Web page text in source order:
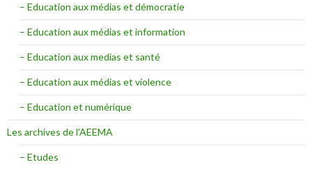
– Education aux médias et démocratie
– Education aux médias et information
– Education aux medias et santé
– Education aux médias et violence
– Education et numérique
Les archives de l'AEEMA
– Etudes